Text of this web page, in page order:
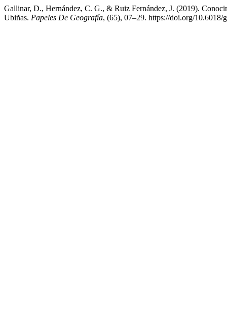
Gallinar, D., Hernández, C. G., & Ruiz Fernández, J. (2019).
Ubiñas. Papeles De Geografía, (65), 07–29. https://doi.org/10.6018/